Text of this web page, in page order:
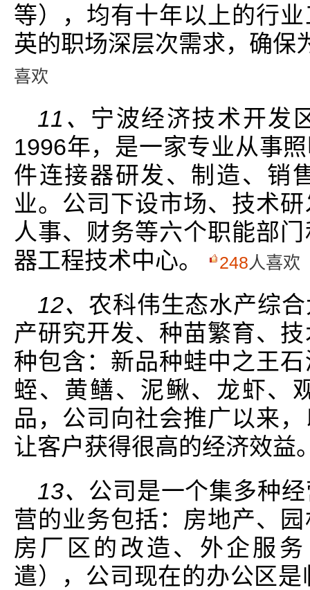
等），均有十年以上的行
英的职场深层次需求，确保
喜欢
11、 宁波经济技术开发
1996年，是一家专业从事
件连接器研发、制造、销
业。公司下设市场、技术
人事、财务等六个职能部
器工程技术中心。
248人喜欢
12、 农科伟生态水产综
产研究开发、种苗繁育、
种包含：新品种蛙中之王
蛭、黄鳝、泥鳅、龙虾、
品，公司向社会推广以来
让客户获得很高的经济效益
13、 公司是一个集多种
营的业务包括：房地产、
房厂区的改造、外企服
遣），公司现在的办公区